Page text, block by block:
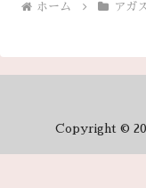
ホーム アガ
Copyright ©